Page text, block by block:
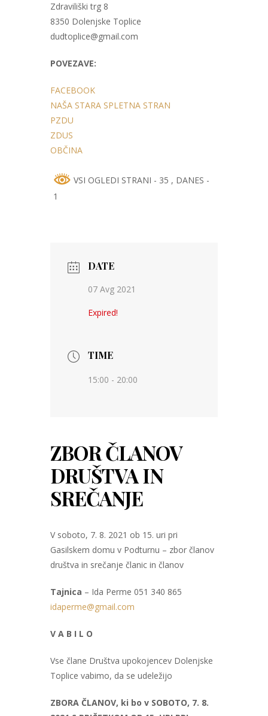
Zdraviliški trg 8
8350 Dolenjske Toplice
dudtoplice@gmail.com
POVEZAVE:
FACEBOOK
NAŠA STARA SPLETNA STRAN
PZDU
ZDUS
OBČINA
VSI OGLEDI STRANI - 35 , DANES -
1
DATE
07 Avg 2021
Expired!
TIME
15:00 - 20:00
ZBOR ČLANOV
DRUŠTVA IN
SREČANJE
V soboto, 7. 8. 2021 ob 15. uri pri
Gasilskem domu v Podturnu – zbor članov
društva in srečanje članic in članov
Tajnica – Ida Perme 051 340 865
idaperme@gmail.com
V A B I L O
Vse člane Društva upokojencev Dolenjske
Toplice vabimo, da se udeležijo
ZBORA ČLANOV, ki bo v SOBOTO, 7. 8.